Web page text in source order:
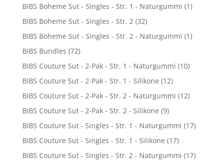
BIBS Boheme Sut - Singles - Str. 1 - Naturgummi (1)
BIBS Boheme Sut - Singles - Str. 2 (32)
BIBS Boheme Sut - Singles - Str. 2 - Naturgummi (1)
BIBS Bundles (72)
BIBS Couture Sut - 2-Pak - Str. 1 - Naturgummi (10)
BIBS Couture Sut - 2-Pak - Str. 1 - Silikone (12)
BIBS Couture Sut - 2-Pak - Str. 2 - Naturgummi (12)
BIBS Couture Sut - 2-Pak - Str. 2 - Silikone (9)
BIBS Couture Sut - Singles - Str. 1 - Naturgummi (17)
BIBS Couture Sut - Singles - Str. 1 - Silikone (17)
BIBS Couture Sut - Singles - Str. 2 - Naturgummi (17)